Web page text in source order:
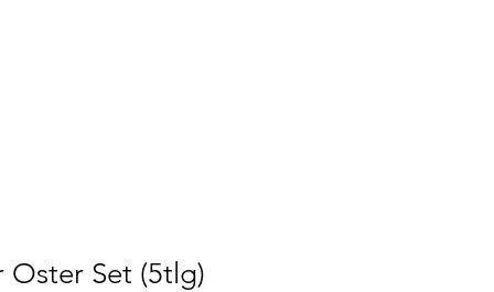
Set (5tlg)